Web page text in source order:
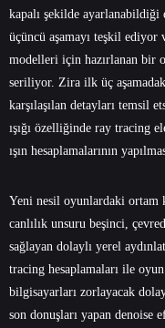
kapalı şekilde
üçüncü aşamayı teşkil
modelleri için hazırlanan bir
seriliyor. Zira ilk üç
karşılaşılan detayları temsil
ışığı özelliğinde ray tracing
ışın hesaplamalarının
Yeni nesil oyunlardaki ortam
canlılık unsuru beşinci,
sağlayan dolaylı yerel
tracing hesaplamaları ile
bilgisayarları zorlayacak
son donuşları yapan denoise